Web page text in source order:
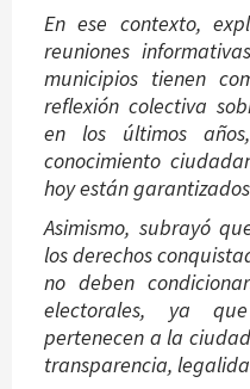
En ese contexto,
reuniones
municipios tienen
reflexión colectiva
en los últimos
conocimiento
hoy están
Asimismo, subrayó
los derechos
no deben
electorales, ya
pertenecen a la
transparencia,